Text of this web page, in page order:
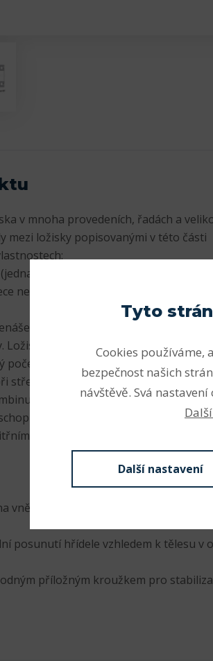
v mnoha provedeních, řadách a
mezi ložisky popisovanými v této části
dvě nebo čtyři)
nebo speciální provedení)
vysoká radiální zatížení, snášet
s plným počtem valivých těles
počet válečků, a jsou proto vhodná pro
středních otáčkách. Vysoce únosná
vysokou únosnost ložiska s
vysokých otáček ložiska s
a vnějším kroužku (poloha a počet
vnějším kroužku a žádnou přírubu na
posunutí hřídele vzhledem k tělesu v
příložným kroužkem pro
Tyto
Cookies používáme,
bezpečnost našich
návštěvě. Svá
Další nastavení